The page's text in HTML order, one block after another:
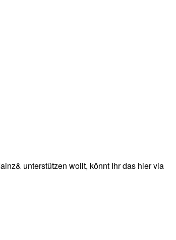
unterstützen wollt, könnt Ihr das hier via